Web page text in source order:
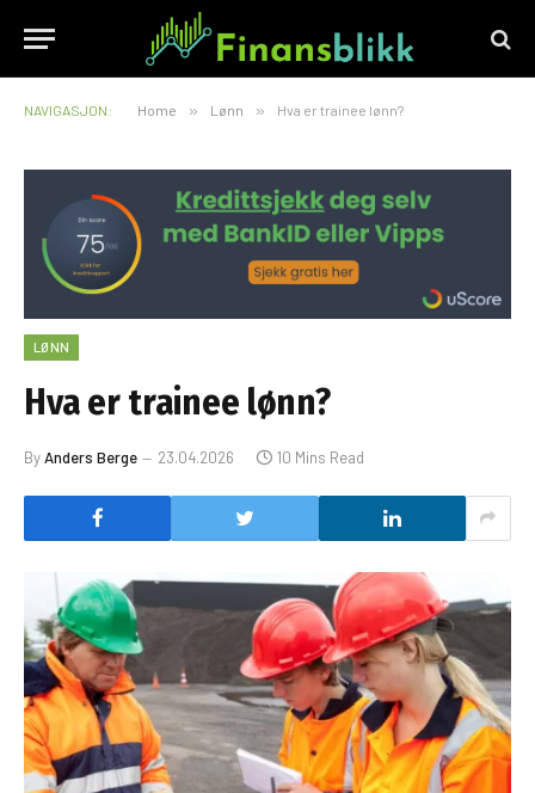
NAVIGASJON: Home » Lønn » Hva er trainee lønn?
LØNN
Hva er trainee lønn?
ByAnders Berge 23.04.2026 10 Mins Read